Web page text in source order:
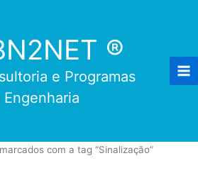
®
e Programas
Engenharia
com a tag “Sinalização”